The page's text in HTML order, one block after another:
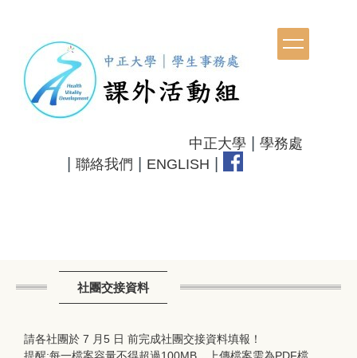
中正大學 學務處
聯絡我們 ENGLISH
社團交接資料
請各社團於 7 月5 日 前完成社團交接資料填報！